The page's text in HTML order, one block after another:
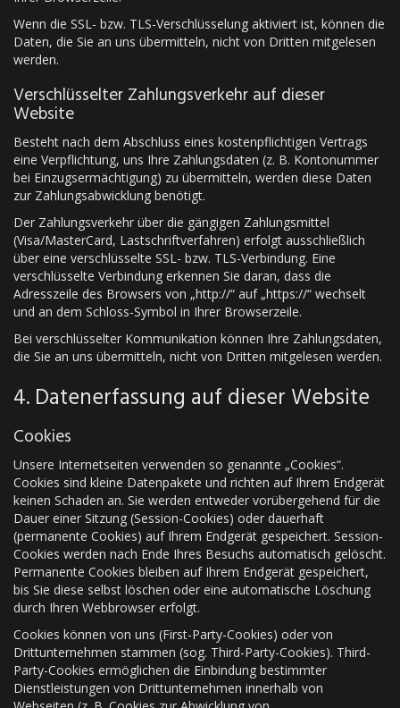
Wenn die SSL- bzw. TLS-Verschlüsselung aktiviert ist, können die
Daten, die Sie an uns übermitteln, nicht von Dritten mitgelesen
werden.
Verschlüsselter Zahlungsverkehr auf dieser
Website
Besteht nach dem Abschluss eines kostenpflichtigen Vertrags
eine Verpflichtung, uns Ihre Zahlungsdaten (z. B. Kontonummer
bei Einzugsermächtigung) zu übermitteln, werden diese Daten
zur Zahlungsabwicklung benötigt.
Der Zahlungsverkehr über die gängigen Zahlungsmittel
(Visa/MasterCard, Lastschriftverfahren) erfolgt ausschließlich
über eine verschlüsselte SSL- bzw. TLS-Verbindung. Eine
verschlüsselte Verbindung erkennen Sie daran, dass die
Adresszeile des Browsers von „http://“ auf „https://“ wechselt
und an dem Schloss-Symbol in Ihrer Browserzeile.
Bei verschlüsselter Kommunikation können Ihre Zahlungsdaten,
die Sie an uns übermitteln, nicht von Dritten mitgelesen werden.
4. Datenerfassung auf dieser Website
Cookies
Unsere Internetseiten verwenden so genannte „Cookies“.
Cookies sind kleine Datenpakete und richten auf Ihrem Endgerät
keinen Schaden an. Sie werden entweder vorübergehend für die
Dauer einer Sitzung (Session-Cookies) oder dauerhaft
(permanente Cookies) auf Ihrem Endgerät gespeichert. Session-
Cookies werden nach Ende Ihres Besuchs automatisch gelöscht.
Permanente Cookies bleiben auf Ihrem Endgerät gespeichert,
bis Sie diese selbst löschen oder eine automatische Löschung
durch Ihren Webbrowser erfolgt.
Cookies können von uns (First-Party-Cookies) oder von
Drittunternehmen stammen (sog. Third-Party-Cookies). Third-
Party-Cookies ermöglichen die Einbindung bestimmter
Dienstleistungen von Drittunternehmen innerhalb von